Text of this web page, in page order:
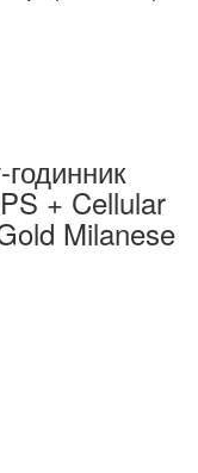
+ Cellular
Milanese